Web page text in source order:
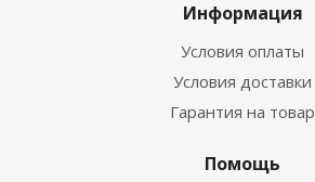
Информация
Условия оплаты
Условия доставки
Гарантия на товар
Помощь